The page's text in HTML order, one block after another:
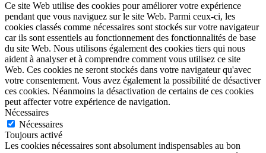
Ce site Web utilise des cookies pour améliorer votre expérience
pendant que vous naviguez sur le site Web. Parmi ceux-ci, les
cookies classés comme nécessaires sont stockés sur votre navigateur
car ils sont essentiels au fonctionnement des fonctionnalités de base
du site Web. Nous utilisons également des cookies tiers qui nous
aident à analyser et à comprendre comment vous utilisez ce site
Web. Ces cookies ne seront stockés dans votre navigateur qu'avec
votre consentement. Vous avez également la possibilité de désactiver
ces cookies. Néanmoins la désactivation de certains de ces cookies
peut affecter votre expérience de navigation.
Nécessaires
Nécessaires
Toujours activé
Les cookies nécessaires sont absolument indispensables au bon